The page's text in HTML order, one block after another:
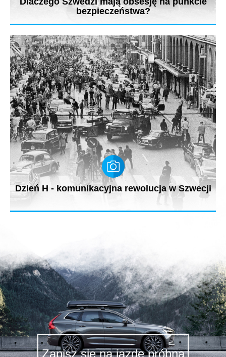
bezpieczeństwa?
Wszystko zaczęło się od spotkania Assara Gabrielssona i
Gustafa Larsona,...
Dzień H - komunikacyjna rewolucja w Szwecji
Zapisz się na jazdę próbną